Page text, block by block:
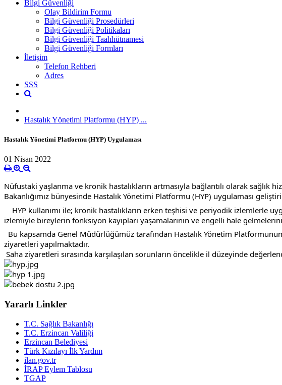
Bilgi Güvenliği
Olay Bildirim Formu
Bilgi Güvenliği Prosedürleri
Bilgi Güvenliği Politikaları
Bilgi Güvenliği Taahhütnamesi
Bilgi Güvenliği Formları
İletişim
Telefon Rehberi
Adres
SSS
Hastalık Yönetimi Platformu (HYP) ...
Hastalık Yönetimi Platformu (HYP) Uygulaması
01 Nisan 2022
Nüfustaki yaşlanma ve kronik hastalıkların artmasıyla bağlantılı olarak
Bakanlığımız bünyesinde Hastalık Yönetimi Platformu (HYP) uygulaması
izlemiyle bireylerin fonksiyon kayıpları yaşamalarının ve engelli hale
ziyaretleri yapılmaktadır.
Saha ziyaretleri sırasında karşılaşılan sorunların öncelikle il düzeyinde
Yararlı Linkler
T.C. Sağlık Bakanlığı
T.C. Erzincan Valiliği
Erzincan Belediyesi
Türk Kızılayı İlk Yardım
ilan.gov.tr
İRAP Eylem Tablosu
TGAP